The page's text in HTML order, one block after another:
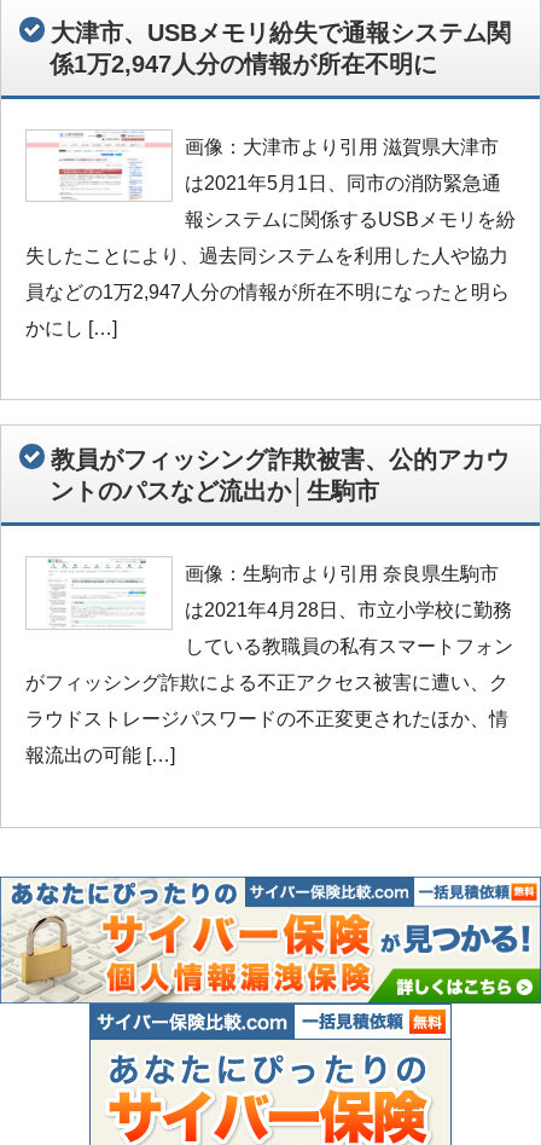
大津市、USBメモリ紛失で通報システム関
係1万2,947人分の情報が所在不明に
画像：大津市より引用 滋賀県大津市
は2021年5月1日、同市の消防緊急通
報システムに関係するUSBメモリを紛
失したことにより、過去同システムを利用した人や協力
員などの1万2,947人分の情報が所在不明になったと明ら
かにし […]
教員がフィッシング詐欺被害、公的アカウ
ントのパスなど流出か│生駒市
画像：生駒市より引用 奈良県生駒市
は2021年4月28日、市立小学校に勤務
している教職員の私有スマートフォン
がフィッシング詐欺による不正アクセス被害に遭い、ク
ラウドストレージパスワードの不正変更されたほか、情
報流出の可能 […]